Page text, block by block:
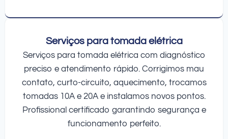
Serviços para tomada elétrica
Serviços para tomada elétrica com diagnóstico
preciso e atendimento rápido. Corrigimos mau
contato, curto-circuito, aquecimento, trocamos
tomadas 10A e 20A e instalamos novos pontos.
Profissional certificado garantindo segurança e
funcionamento perfeito.